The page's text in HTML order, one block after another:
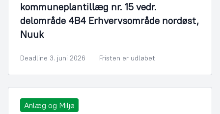
kommuneplantillæg nr. 15 vedr.
delområde 4B4 Erhvervsområde nordøst,
Nuuk
Deadline 3. juni 2026 Fristen er udløbet
Anlæg og Miljø